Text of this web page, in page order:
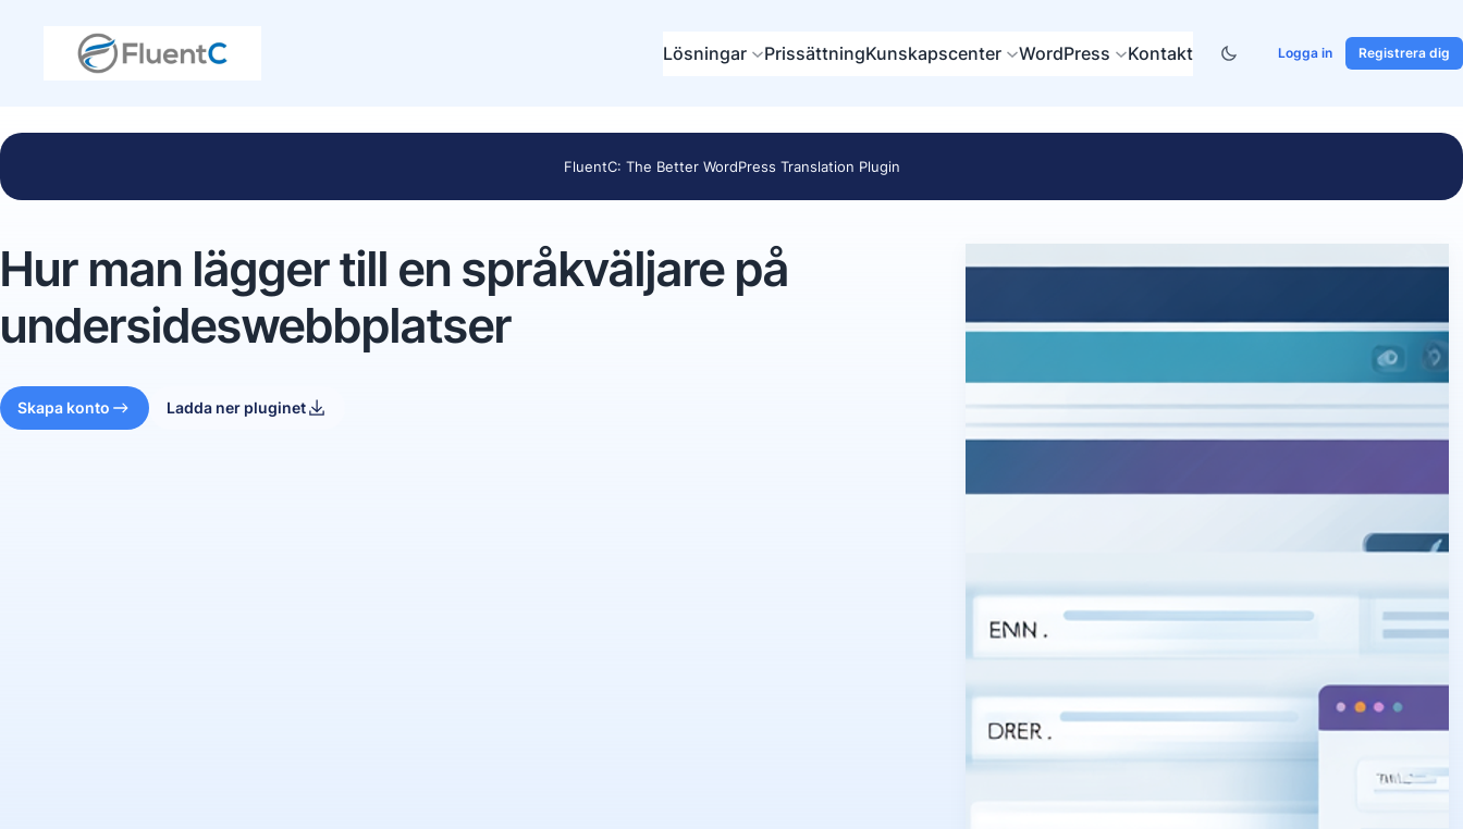
Lösningar PrissättningKunskapscenter WordPress Kontakt Logga in Registrera dig
FluentC: The Better WordPress Translation Plugin
Hur man lägger till en språkväljare på
undersideswebbplatser
Skapa konto Ladda ner pluginet